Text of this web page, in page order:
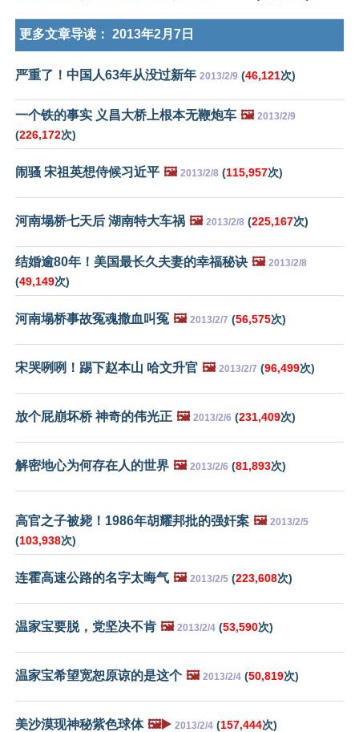
更多文章导读： 2013年2月7日
严重了！中国人63年从没过新年 2013/2/9 (46,121次)
一个铁的事实 义昌大桥上根本无鞭炮车 🖼️ 2013/2/9
(226,172次)
闹骚 宋祖英想侍候习近平 🖼️ 2013/2/8 (115,957次)
河南塌桥七天后 湖南特大车祸 🖼️ 2013/2/8 (225,167次)
结婚逾80年！美国最长久夫妻的幸福秘诀 🖼️ 2013/2/8
(49,149次)
河南塌桥事故冤魂撒血叫冤 🖼️ 2013/2/7 (56,575次)
宋哭咧咧！踢下赵本山 哈文升官 🖼️ 2013/2/7 (96,499次)
放个屁崩坏桥 神奇的伟光正 🖼️ 2013/2/6 (231,409次)
解密地心为何存在人的世界 🖼️ 2013/2/6 (81,893次)
高官之子被毙！1986年胡耀邦批的强奸案 🖼️ 2013/2/5
(103,938次)
连霍高速公路的名字太晦气 🖼️ 2013/2/5 (223,608次)
温家宝要脱，党坚决不肯 🖼️ 2013/2/4 (53,590次)
温家宝希望宽恕原谅的是这个 🖼️ 2013/2/4 (50,819次)
美沙漠现神秘紫色球体 🖼️▶️ 2013/2/4 (157,444次)